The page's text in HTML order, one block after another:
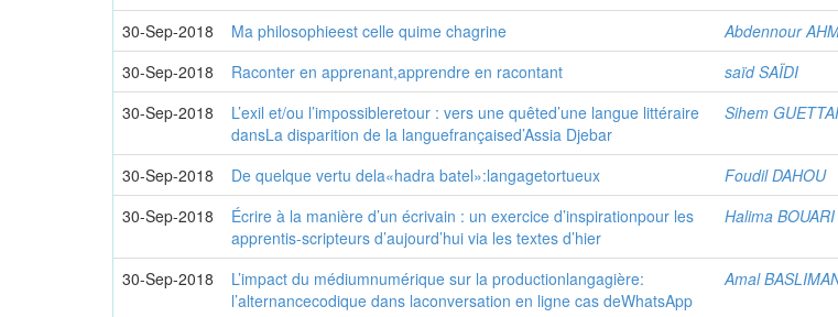
30-Sep-2018 Ma philosophieest celle quime chagrine
Abdennour
30-Sep-2018
Raconter en apprenant,apprendre en racontant
saïd SAÏDI
30-Sep-2018
L’exil et/ou l’impossibleretour : vers une quêted’une langue littéraire
dansLa disparition de la languefrançaised’Assia Djebar
Sihem
30-Sep-2018 De quelque vertu dela«hadra batel»:langagetortueux
Foudil DAHOU
30-Sep-2018
Écrire à la manière d’un écrivain : un exercice d’inspirationpour les
apprentis-scripteurs d’aujourd’hui via les textes d’hier
Halima BOUARI
30-Sep-2018
L’impact du médiumnumérique sur la productionlangagière:
l’alternancecodique dans laconversation en ligne cas deWhatsApp
Amal